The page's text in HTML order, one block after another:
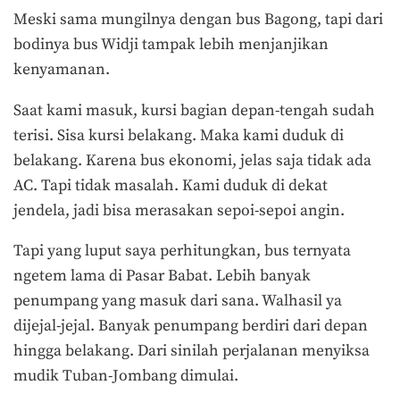
Meski sama mungilnya dengan bus Bagong, tapi dari
bodinya bus Widji tampak lebih menjanjikan
kenyamanan.
Saat kami masuk, kursi bagian depan-tengah sudah
terisi. Sisa kursi belakang. Maka kami duduk di
belakang. Karena bus ekonomi, jelas saja tidak ada
AC. Tapi tidak masalah. Kami duduk di dekat
jendela, jadi bisa merasakan sepoi-sepoi angin.
Tapi yang luput saya perhitungkan, bus ternyata
ngetem lama di Pasar Babat. Lebih banyak
penumpang yang masuk dari sana. Walhasil ya
dijejal-jejal. Banyak penumpang berdiri dari depan
hingga belakang. Dari sinilah perjalanan menyiksa
mudik Tuban-Jombang dimulai.